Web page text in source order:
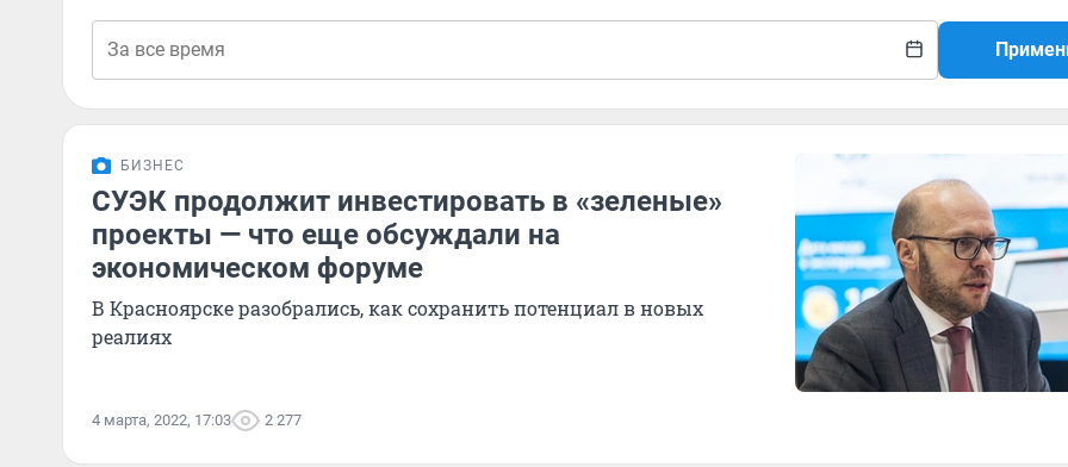
БИЗНЕС
СУЭК продолжит инвестировать в «зеленые»
проекты — что еще обсуждали на
экономическом форуме
В Красноярске разобрались, как сохранить потенциал в новых
реалиях
4 марта, 2022, 17:03 2 277